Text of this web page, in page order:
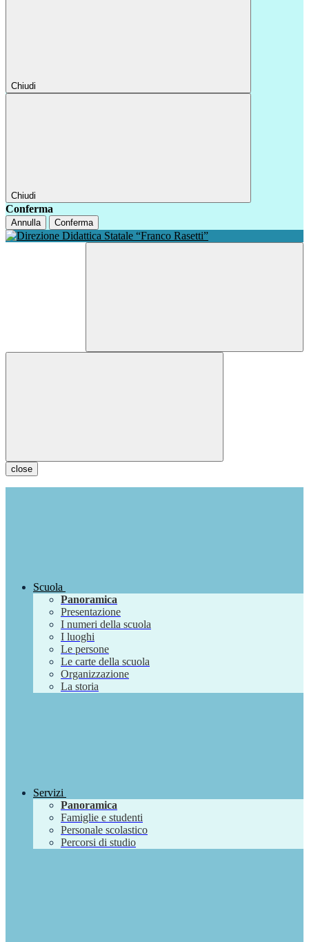
Chiudi
Chiudi
Conferma
Annulla Conferma
close
Scuola
Panoramica
Presentazione
I numeri della scuola
I luoghi
Le persone
Le carte della scuola
Organizzazione
La storia
Servizi
Panoramica
Famiglie e studenti
Personale scolastico
Percorsi di studio